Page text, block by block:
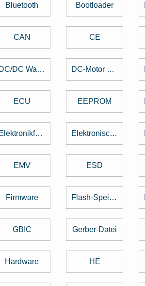
Bluetooth Bootloader
CAN CE
DC/DC Wandler DC-Motor brushed
ECU EEPROM
Elektronikfertigung Elektronische Baugruppe
EMV ESD
Firmware Flash-Speicher
GBIC Gerber-Datei
Hardware HE